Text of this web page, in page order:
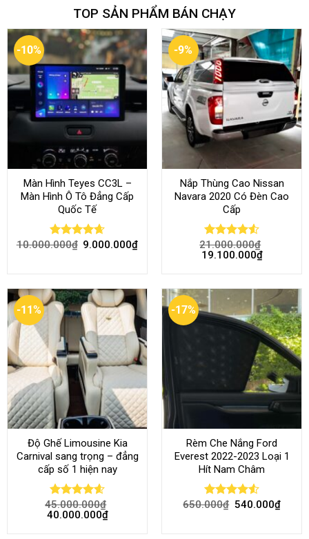
TOP SẢN PHẨM BÁN CHẠY
-10%
Màn Hình Teyes CC3L –
Màn Hình Ô Tô Đẳng Cấp
Quốc Tế
Rated 4.68
10.000.000₫ 9.000.000₫
-9%
Nắp Thùng Cao Nissan
Navara 2020 Có Đèn Cao
Cấp
Rated4.52
out of 5
21.000.000₫
19.100.000₫
-11%
Độ Ghế Limousine Kia
Carnival sang trọng – đẳng
cấp số 1 hiện nay
Rated4.58
out of 5
45.000.000₫
40.000.000₫
-17%
Rèm Che Nắng Ford
Everest 2022-2023 Loại 1
Hít Nam Châm
Rated4.51
650.000₫ 540.000₫